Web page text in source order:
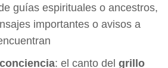
guías espirituales o ancestros,
importantes o avisos a
: el canto del grillo